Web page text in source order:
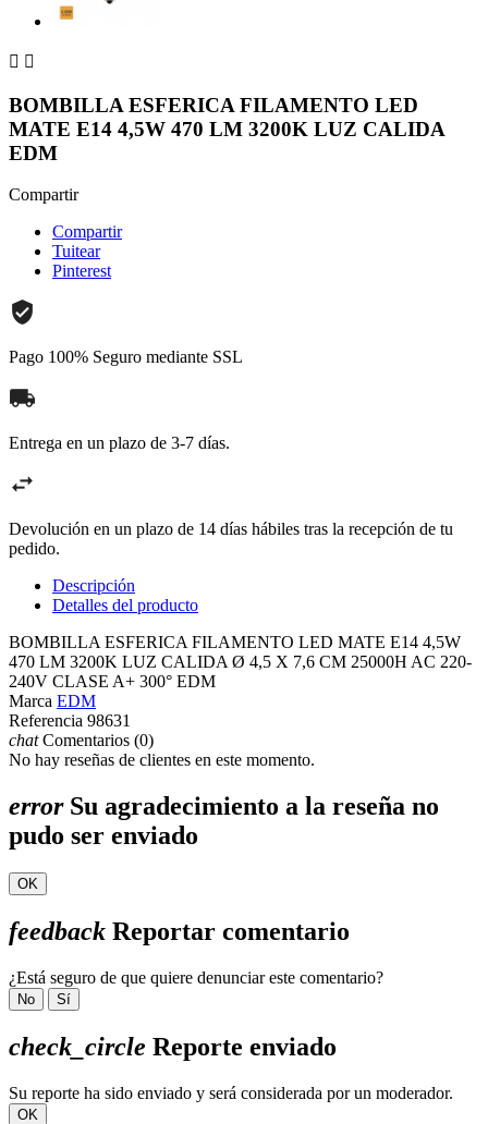
 
BOMBILLA ESFERICA FILAMENTO LED
MATE E14 4,5W 470 LM 3200K LUZ CALIDA
EDM
Compartir
Compartir
Tuitear
Pinterest
Pago 100% Seguro mediante SSL
Entrega en un plazo de 3-7 días.
Devolución en un plazo de 14 días hábiles tras la recepción de tu
pedido.
Descripción
Detalles del producto
BOMBILLA ESFERICA FILAMENTO LED MATE E14 4,5W
470 LM 3200K LUZ CALIDA Ø 4,5 X 7,6 CM 25000H AC 220-
240V CLASE A+ 300° EDM
Marca EDM
Referencia 98631
chatComentarios (0)
No hay reseñas de clientes en este momento.
errorSu agradecimiento a la reseña no
pudo ser enviado
OK
feedback Reportar comentario
¿Está seguro de que quiere denunciar este comentario?
No Sí
check_circle Reporte enviado
Su reporte ha sido enviado y será considerada por un moderador.
OK